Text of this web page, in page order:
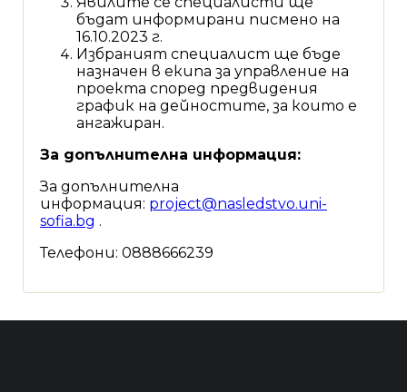
бъдат информирани писмено на
16.10.2023 г.
Избраният специалист ще бъде
назначен в екипа за управление на
проекта според предвидения
график на дейностите, за които е
ангажиран.
За допълнителна информация:
За допълнителна
информация: project@nasledstvo.uni-
sofia.bg .
Телефони: 0888666239